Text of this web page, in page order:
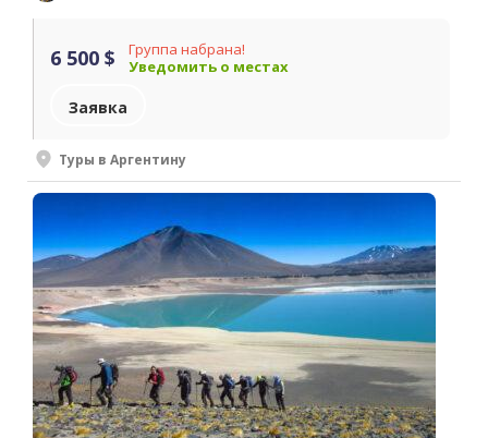
6 500 $
Группа набрана!
Уведомить о местах
Заявка
Туры в Аргентину